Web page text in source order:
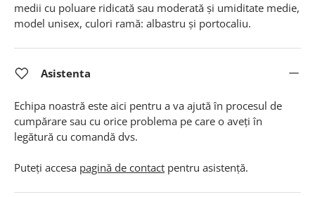
medii cu poluare ridicată sau moderată și umiditate medie,
model unisex, culori ramă: albastru și portocaliu.
Asistenta
Echipa noastră este aici pentru a va ajută în procesul de
cumpărare sau cu orice problema pe care o aveți în
legătură cu comandă dvs.
Puteți accesa pagină de contact pentru asistență.